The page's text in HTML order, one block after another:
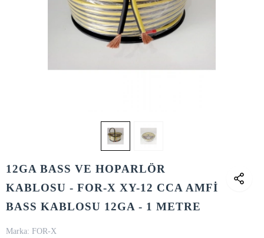
12GA BASS VE HOPARLÖR
KABLOSU - FOR-X XY-12 CCA AMFİ
BASS KABLOSU 12GA - 1 METRE
Marka: FOR-X